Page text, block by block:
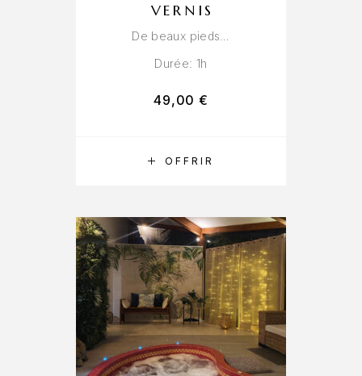
RÉSERVER
OFFRIR
VERNIS
De beaux pieds…
Durée: 1h
49,00 €